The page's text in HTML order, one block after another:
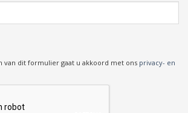
van dit formulier gaat u akkoord met ons privacy- en